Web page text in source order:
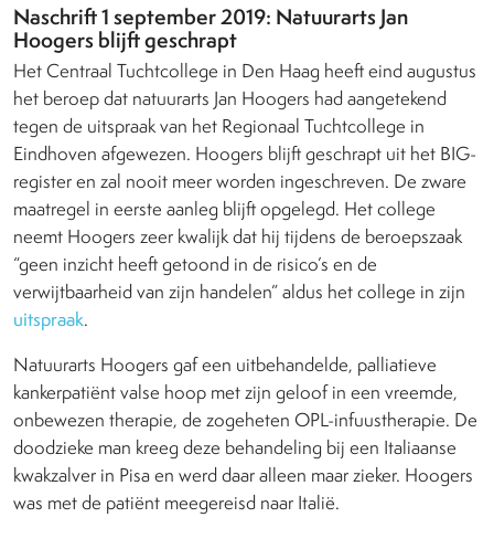
Naschrift 1 september 2019: Natuurarts Jan
Hoogers blijft geschrapt
Het Centraal Tuchtcollege in Den Haag heeft eind augustus
het beroep dat natuurarts Jan Hoogers had aangetekend
tegen de uitspraak van het Regionaal Tuchtcollege in
Eindhoven afgewezen. Hoogers blijft geschrapt uit het BIG-
register en zal nooit meer worden ingeschreven. De zware
maatregel in eerste aanleg blijft opgelegd. Het college
neemt Hoogers zeer kwalijk dat hij tijdens de beroepszaak
“geen inzicht heeft getoond in de risico’s en de
verwijtbaarheid van zijn handelen” aldus het college in zijn
uitspraak.
Natuurarts Hoogers gaf een uitbehandelde, palliatieve
kankerpatiënt valse hoop met zijn geloof in een vreemde,
onbewezen therapie, de zogeheten OPL-infuustherapie. De
doodzieke man kreeg deze behandeling bij een Italiaanse
kwakzalver in Pisa en werd daar alleen maar zieker. Hoogers
was met de patiënt meegereisd naar Italië.